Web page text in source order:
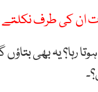
کی طرف نکلتے
کیا کیا ہوتا رہا؟ یہ